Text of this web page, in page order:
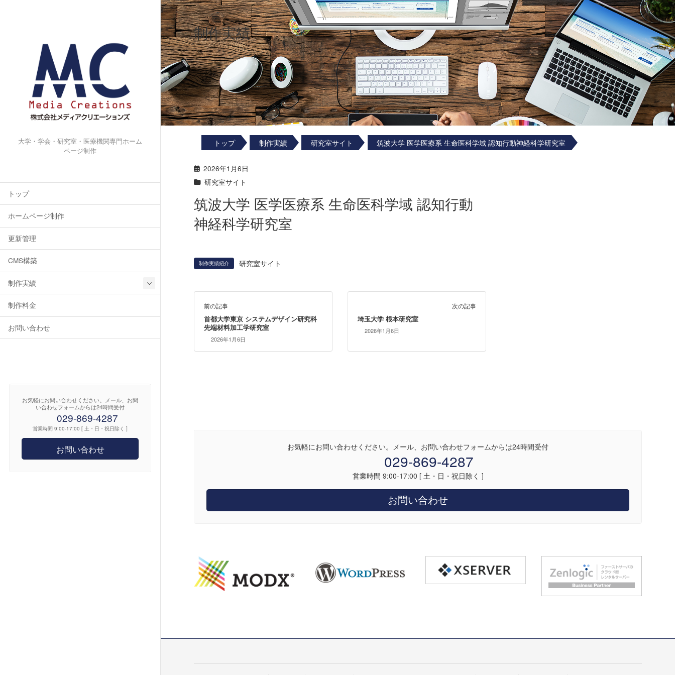
大学・学会・研究室・医療機関専門ホーム
ページ制作
トップ
ホームページ制作
更新管理
CMS構築
制作実績
制作料金
お問い合わせ
お気軽にお問い合わせください。メール、お問
い合わせフォームからは24時間受付
029-869-4287
営業時間 9:00-17:00 [ 土・日・祝日除く ]
お問い合わせ
制作実績
トップ 制作実績 研究室サイト 筑波大学 医学医療系 生命医科学域 認知行動神経科学研究室
2026年1月6日
研究室サイト
筑波大学 医学医療系 生命医科学域 認知行動
神経科学研究室
制作実績紹介 研究室サイト
前の記事
首都大学東京 システムデザイン研究科
先端材料加工学研究室
2026年1月6日
次の記事
埼玉大学 根本研究室
2026年1月6日
お気軽にお問い合わせください。メール、お問い合わせフォームからは24時間受付
029-869-4287
営業時間 9:00-17:00 [ 土・日・祝日除く ]
お問い合わせ